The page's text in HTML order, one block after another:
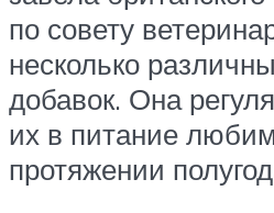
по совету
несколько
добавок. Она
их в питание
протяжении